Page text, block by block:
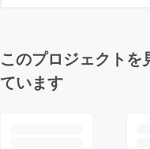
このプロジェクトを
ています